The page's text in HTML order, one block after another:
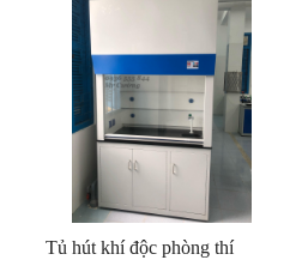
Tủ hút khí độc phòng thí